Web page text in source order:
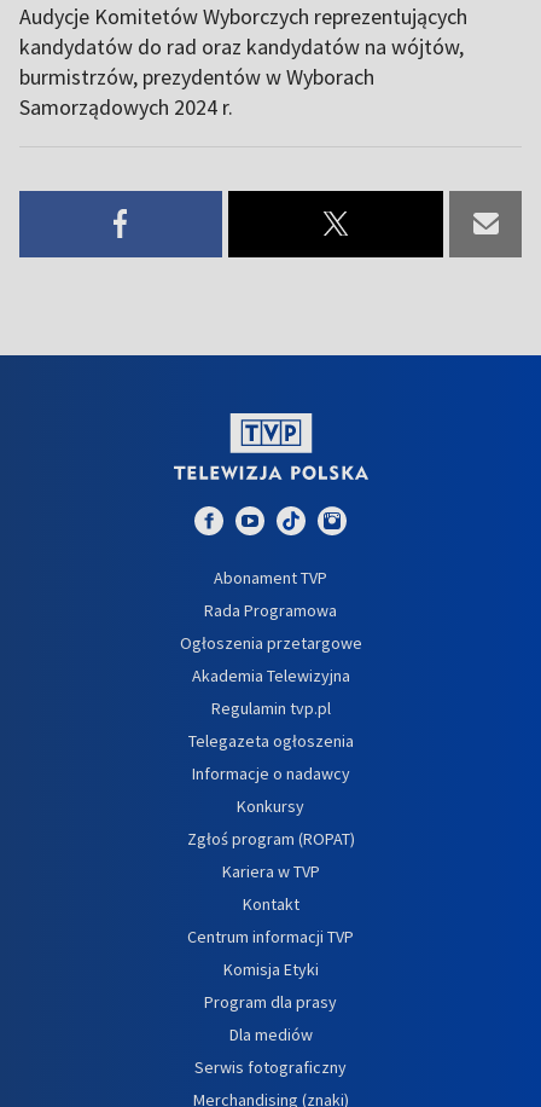
Audycje Komitetów Wyborczych reprezentujących
kandydatów do rad oraz kandydatów na wójtów,
burmistrzów, prezydentów w Wyborach
Samorządowych 2024 r.
Abonament TVP
Rada Programowa
Ogłoszenia przetargowe
Akademia Telewizyjna
Regulamin tvp.pl
Telegazeta ogłoszenia
Informacje o nadawcy
Konkursy
Zgłoś program (ROPAT)
Kariera w TVP
Kontakt
Centrum informacji TVP
Komisja Etyki
Program dla prasy
Dla mediów
Serwis fotograficzny
Merchandising (znaki)